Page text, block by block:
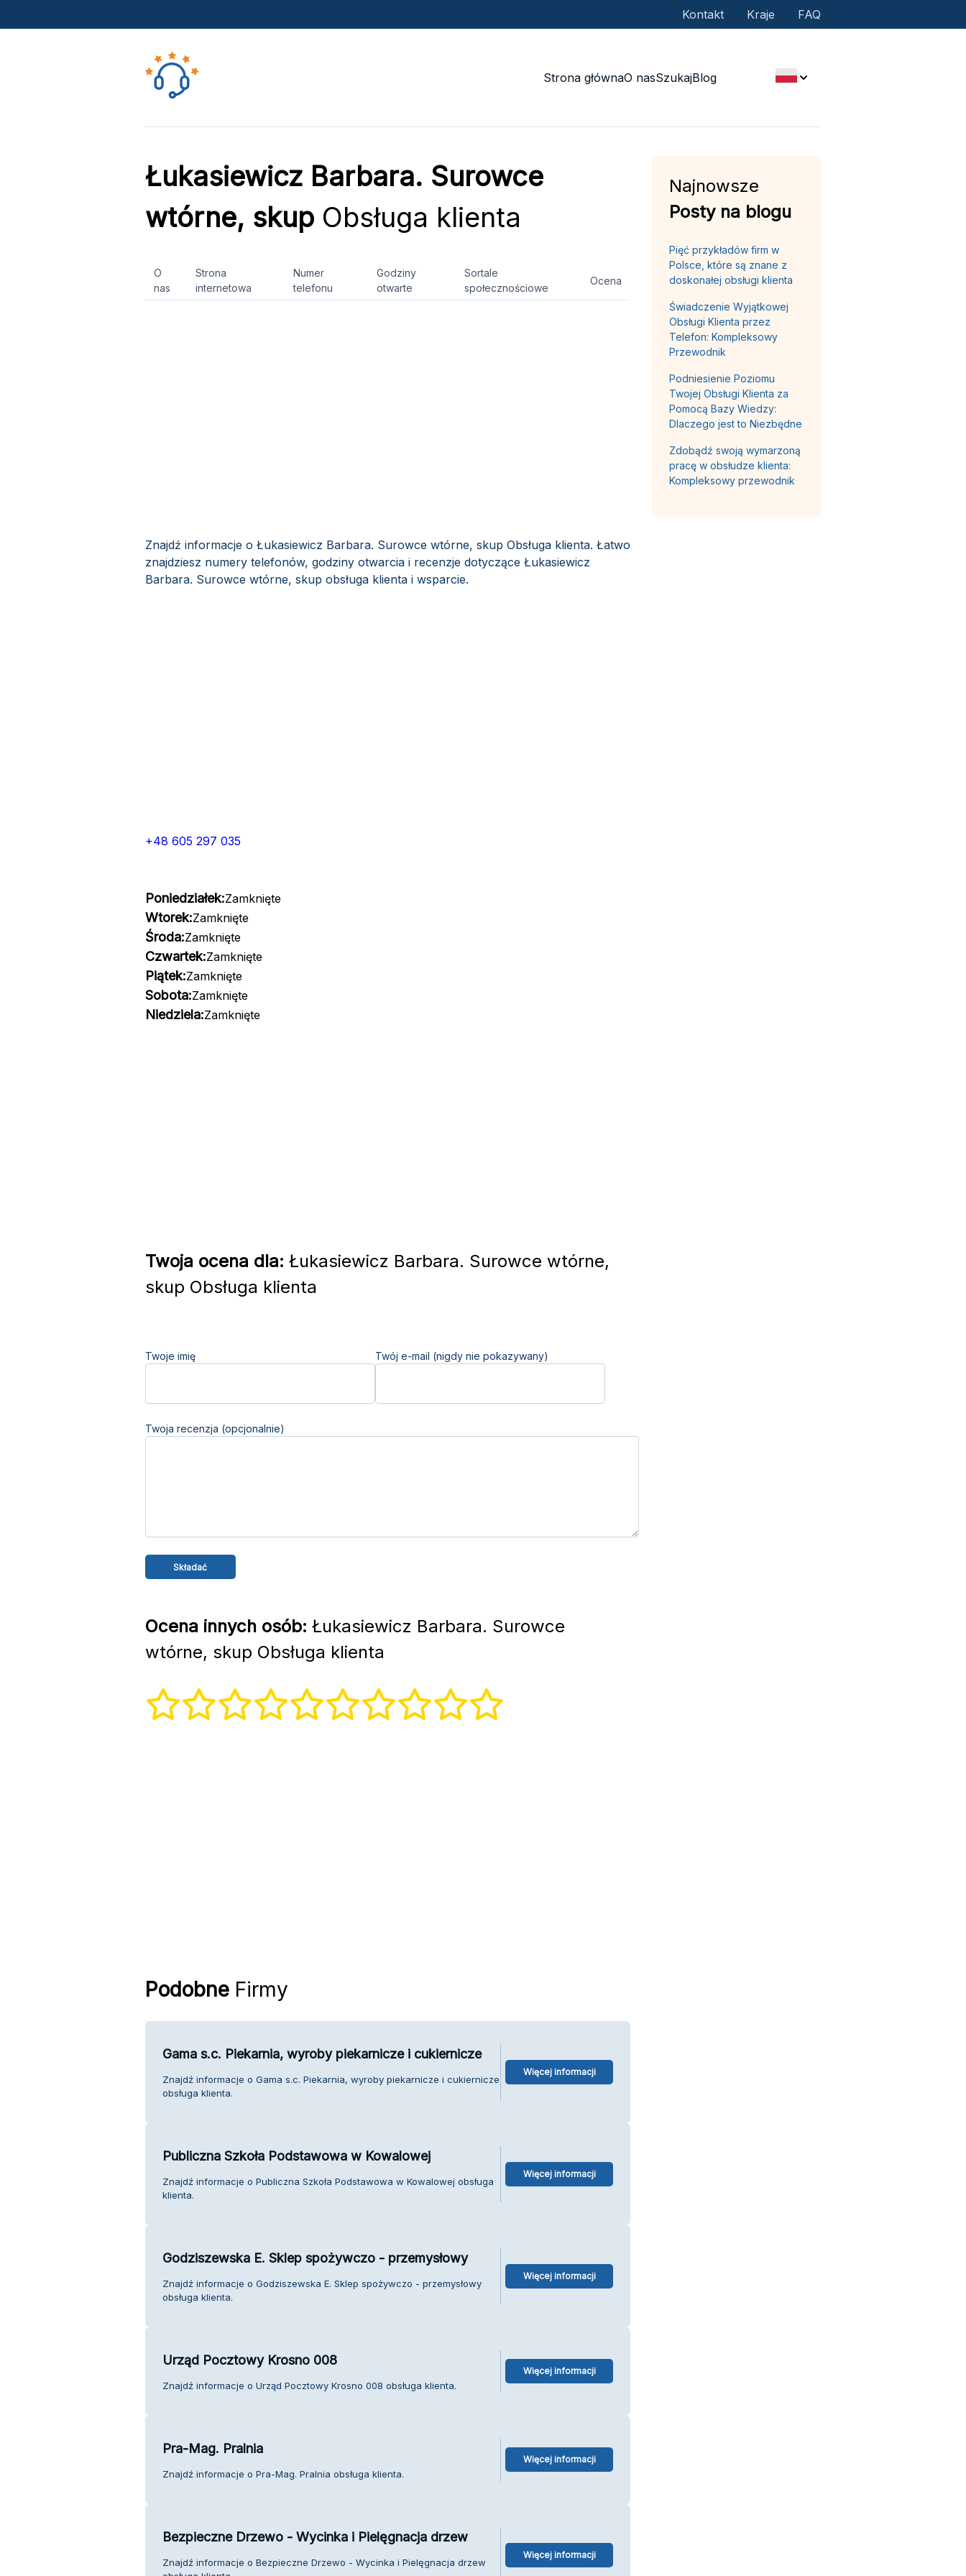
Kontakt Kraje FAQ
Strona głównaO nasSzukajBlog
Łukasiewicz Barbara. Surowce
wtórne, skupObsługa klienta
O
nas
Strona
internetowa
Numer
telefonu
Godziny
otwarte
Sortale
społecznościowe
Ocena
Znajdź informacje o Łukasiewicz Barbara. Surowce wtórne, skup Obsługa klienta. Łatwo
znajdziesz numery telefonów, godziny otwarcia i recenzje dotyczące Łukasiewicz
Barbara. Surowce wtórne, skup obsługa klienta i wsparcie.
+48 605 297 035
Poniedziałek:Zamknięte
Wtorek:Zamknięte
Środa:Zamknięte
Czwartek:Zamknięte
Piątek:Zamknięte
Sobota:Zamknięte
Niedziela:Zamknięte
Twoja ocena dla: Łukasiewicz Barbara. Surowce wtórne,
skup Obsługa klienta
Twoje imię Twój e-mail (nigdy nie pokazywany)
Twoja recenzja (opcjonalnie)
Ocena innych osób: Łukasiewicz Barbara. Surowce
wtórne, skup Obsługa klienta
PodobneFirmy
Gama s.c. Piekarnia, wyroby piekarnicze i cukiernicze
Znajdź informacje o Gama s.c. Piekarnia, wyroby piekarnicze i cukiernicze
obsługa klienta.
Więcej informacji
Publiczna Szkoła Podstawowa w Kowalowej
Znajdź informacje o Publiczna Szkoła Podstawowa w Kowalowej obsługa
klienta.
Więcej informacji
Godziszewska E. Sklep spożywczo - przemysłowy
Znajdź informacje o Godziszewska E. Sklep spożywczo - przemysłowy
obsługa klienta.
Więcej informacji
Urząd Pocztowy Krosno 008
Znajdź informacje o Urząd Pocztowy Krosno 008 obsługa klienta.
Więcej informacji
Pra-Mag. Pralnia
Znajdź informacje o Pra-Mag. Pralnia obsługa klienta.
Więcej informacji
Bezpieczne Drzewo - Wycinka i Pielęgnacja drzew
Znajdź informacje o Bezpieczne Drzewo - Wycinka i Pielęgnacja drzew
Więcej informacji
Najnowsze
Posty na blogu
Pięć przykładów firm w
Polsce, które są znane z
doskonałej obsługi klienta
Świadczenie Wyjątkowej
Obsługi Klienta przez
Telefon: Kompleksowy
Przewodnik
Podniesienie Poziomu
Twojej Obsługi Klienta za
Pomocą Bazy Wiedzy:
Dlaczego jest to Niezbędne
Zdobądź swoją wymarzoną
pracę w obsłudze klienta:
Kompleksowy przewodnik